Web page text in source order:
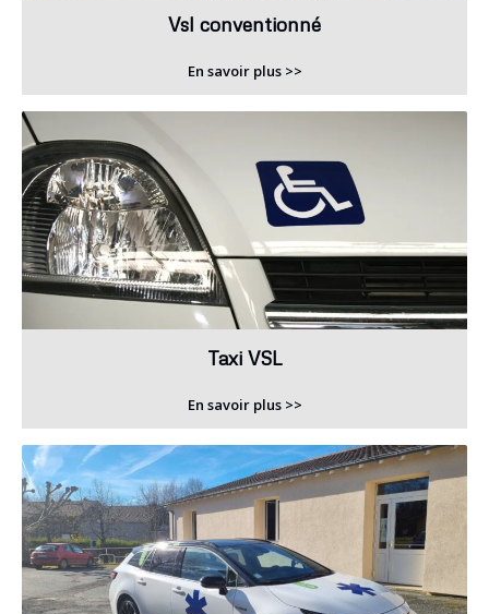
Vsl conventionné
En savoir plus >>
Taxi VSL
En savoir plus >>